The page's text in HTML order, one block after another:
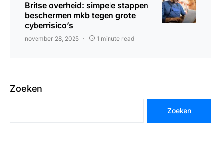
Britse overheid: simpele stappen
beschermen mkb tegen grote
cyberrisico’s
november 28, 2025 1 minute read
Zoeken
Zoeken